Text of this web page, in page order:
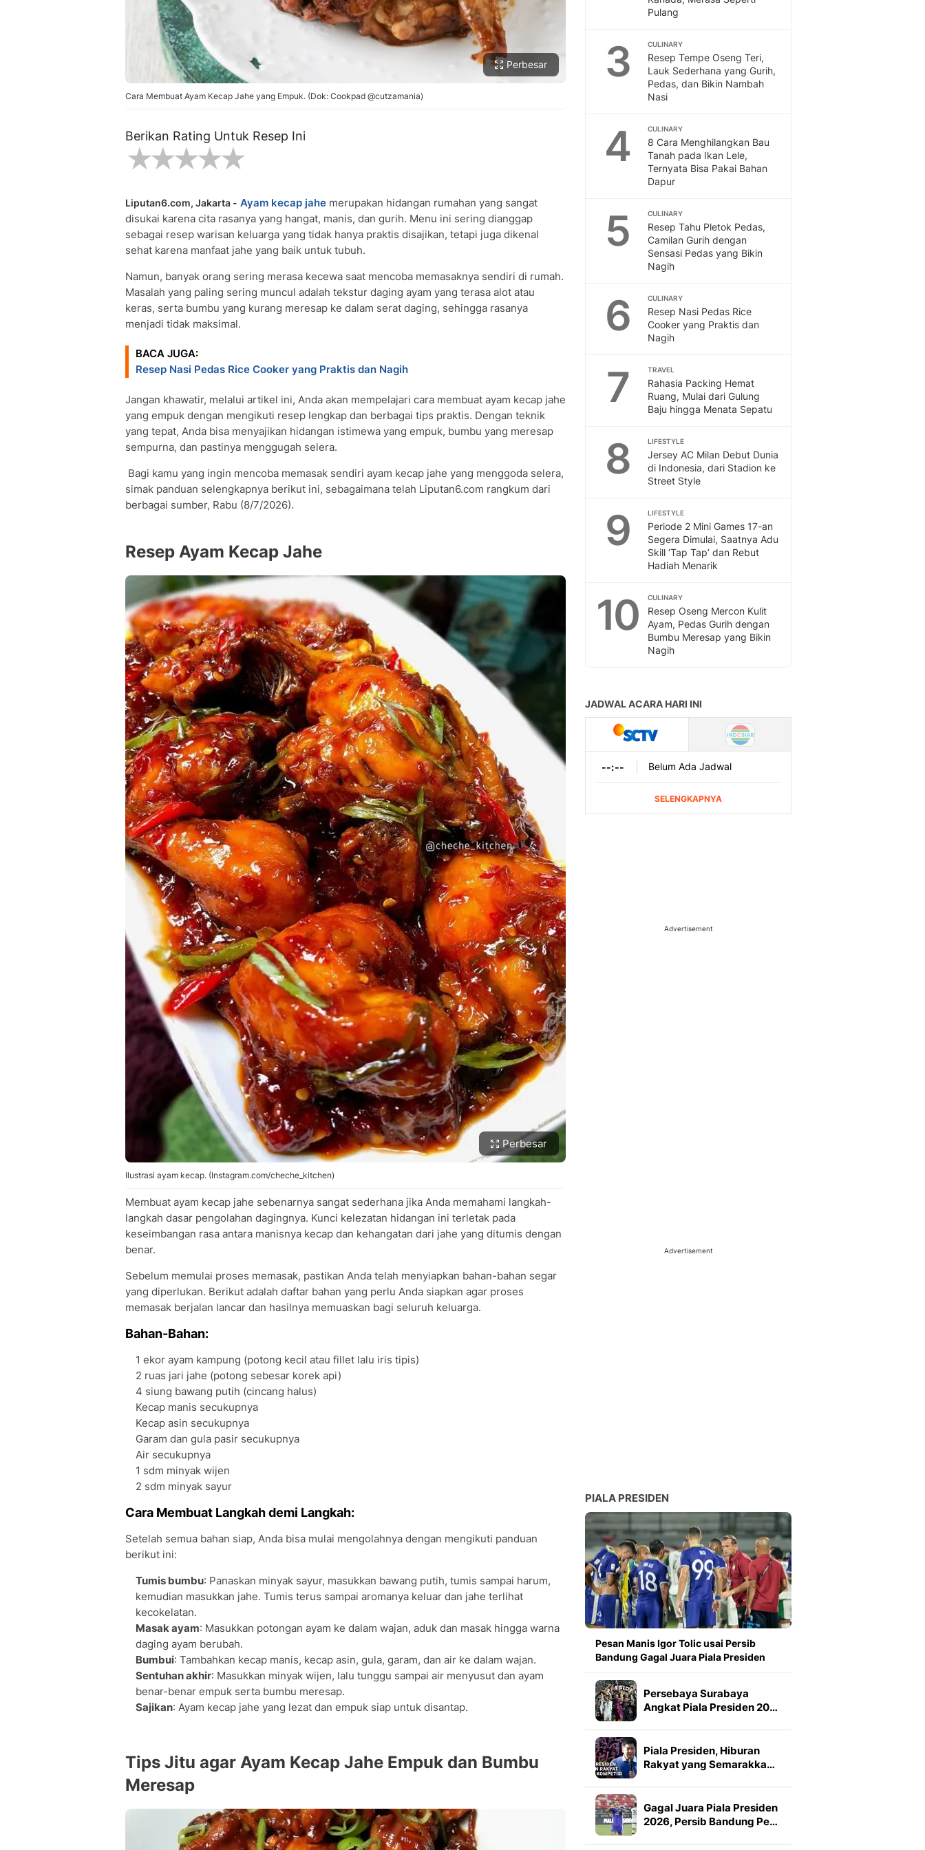
Perbesar
Cara Membuat Ayam Kecap Jahe yang Empuk. (Dok: Cookpad @cutzamania)
Berikan Rating Untuk Resep Ini
SUBMIT REVIEW
Liputan6.com, Jakarta - Ayam kecap jahe merupakan hidangan rumahan yang sangat
disukai karena cita rasanya yang hangat, manis, dan gurih. Menu ini sering dianggap
sebagai resep warisan keluarga yang tidak hanya praktis disajikan, tetapi juga dikenal
sehat karena manfaat jahe yang baik untuk tubuh.
Namun, banyak orang sering merasa kecewa saat mencoba memasaknya sendiri di rumah.
Masalah yang paling sering muncul adalah tekstur daging ayam yang terasa alot atau
keras, serta bumbu yang kurang meresap ke dalam serat daging, sehingga rasanya
menjadi tidak maksimal.
BACA JUGA:
Resep Nasi Pedas Rice Cooker yang Praktis dan Nagih
Jangan khawatir, melalui artikel ini, Anda akan mempelajari cara membuat ayam kecap jahe
yang empuk dengan mengikuti resep lengkap dan berbagai tips praktis. Dengan teknik
yang tepat, Anda bisa menyajikan hidangan istimewa yang empuk, bumbu yang meresap
sempurna, dan pastinya menggugah selera.
Bagi kamu yang ingin mencoba memasak sendiri ayam kecap jahe yang menggoda selera,
simak panduan selengkapnya berikut ini, sebagaimana telah Liputan6.com rangkum dari
berbagai sumber, Rabu (8/7/2026).
Resep Ayam Kecap Jahe
Perbesar
Ilustrasi ayam kecap. (Instagram.com/cheche_kitchen)
Membuat ayam kecap jahe sebenarnya sangat sederhana jika Anda memahami langkah-
langkah dasar pengolahan dagingnya. Kunci kelezatan hidangan ini terletak pada
keseimbangan rasa antara manisnya kecap dan kehangatan dari jahe yang ditumis dengan
benar.
Sebelum memulai proses memasak, pastikan Anda telah menyiapkan bahan-bahan segar
yang diperlukan. Berikut adalah daftar bahan yang perlu Anda siapkan agar proses
memasak berjalan lancar dan hasilnya memuaskan bagi seluruh keluarga.
Bahan-Bahan:
1 ekor ayam kampung (potong kecil atau fillet lalu iris tipis)
2 ruas jari jahe (potong sebesar korek api)
4 siung bawang putih (cincang halus)
Kecap manis secukupnya
Kecap asin secukupnya
Garam dan gula pasir secukupnya
Air secukupnya
1 sdm minyak wijen
2 sdm minyak sayur
Cara Membuat Langkah demi Langkah:
Setelah semua bahan siap, Anda bisa mulai mengolahnya dengan mengikuti panduan
berikut ini:
Tumis bumbu: Panaskan minyak sayur, masukkan bawang putih, tumis sampai harum,
kemudian masukkan jahe. Tumis terus sampai aromanya keluar dan jahe terlihat
kecokelatan.
Masak ayam: Masukkan potongan ayam ke dalam wajan, aduk dan masak hingga warna
daging ayam berubah.
Bumbui: Tambahkan kecap manis, kecap asin, gula, garam, dan air ke dalam wajan.
Sentuhan akhir: Masukkan minyak wijen, lalu tunggu sampai air menyusut dan ayam
benar-benar empuk serta bumbu meresap.
Sajikan: Ayam kecap jahe yang lezat dan empuk siap untuk disantap.
Tips Jitu agar Ayam Kecap Jahe Empuk dan Bumbu
Meresap
Pulang
3 CULINARY
Resep Tempe Oseng Teri,
Lauk Sederhana yang Gurih,
Pedas, dan Bikin Nambah
Nasi
4 CULINARY
8 Cara Menghilangkan Bau
Tanah pada Ikan Lele,
Ternyata Bisa Pakai Bahan
Dapur
5 CULINARY
Resep Tahu Pletok Pedas,
Camilan Gurih dengan
Sensasi Pedas yang Bikin
Nagih
6 CULINARY
Resep Nasi Pedas Rice
Cooker yang Praktis dan
Nagih
7 TRAVEL
Rahasia Packing Hemat
Ruang, Mulai dari Gulung
Baju hingga Menata Sepatu
8 LIFESTYLE
Jersey AC Milan Debut Dunia
di Indonesia, dari Stadion ke
Street Style
9 LIFESTYLE
Periode 2 Mini Games 17-an
Segera Dimulai, Saatnya Adu
Skill ‘Tap Tap’ dan Rebut
Hadiah Menarik
10 CULINARY
Resep Oseng Mercon Kulit
Ayam, Pedas Gurih dengan
Bumbu Meresap yang Bikin
Nagih
Advertisement
Advertisement
PIALA PRESIDEN
Pesan Manis Igor Tolic usai Persib
Bandung Gagal Juara Piala Presiden
Persebaya Surabaya
Angkat Piala Presiden 20…
Piala Presiden, Hiburan
Rakyat yang Semarakka…
Gagal Juara Piala Presiden
2026, Persib Bandung Pe…